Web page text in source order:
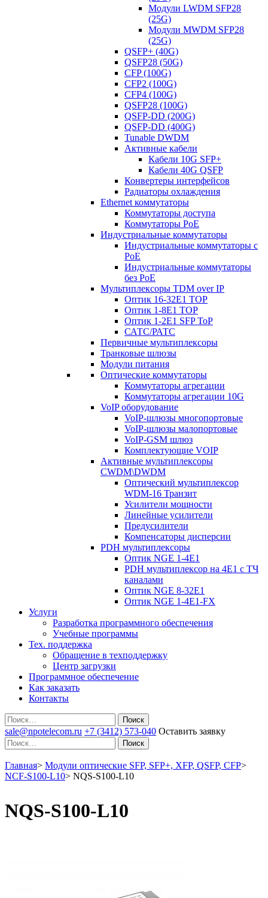
Модули LWDM SFP28
(25G)
Модули MWDM SFP28
(25G)
QSFP+ (40G)
QSFP28 (50G)
CFP (100G)
CFP2 (100G)
CFP4 (100G)
QSFP28 (100G)
QSFP-DD (200G)
QSFP-DD (400G)
Tunable DWDM
Активные кабели
Кабели 10G SFP+
Кабели 40G QSFP
Конвертеры интерфейсов
Радиаторы охлаждения
Ethernet коммутаторы
Коммутаторы доступа
Коммутаторы PoE
Индустриальные коммутаторы
Индустриальные коммутаторы с
PoE
Индустриальные коммутаторы
без PoE
Мультиплексоры TDM over IP
Оптик 16-32E1 TOP
Оптик 1-8E1 TOP
Оптик 1-2E1 SFP ToP
САТС/РАТС
Первичные мультиплексоры
Транковые шлюзы
Модули питания
Оптические коммутаторы
Коммутаторы агрегации
Коммутаторы агрегации 10G
VoIP оборудование
VoIP-шлюзы многопортовые
VoIP-шлюзы малопортовые
VoIP-GSM шлюз
Комплектующие VOIP
Активные мультиплексоры
CWDM\DWDM
Оптический мультиплексор
WDM-16 Транзит
Усилители мощности
Линейные усилители
Предусилители
Компенсаторы дисперсии
PDH мультиплексоры
Оптик NGE 1-4E1
PDH мультиплексор на 4Е1 с ТЧ
каналами
Оптик NGE 8-32E1
Оптик NGE 1-4E1-FX
Услуги
Разработка программного обеспечения
Учебные программы
Тех. поддержка
Обращение в техподдержку
Центр загрузки
Программное обеспечение
Как заказать
Контакты
Поиск
sale@npotelecom.ru +7 (3412) 573-040 Оставить заявку
Поиск
Главная> Модули оптические SFP, SFP+, XFP, QSFP, CFP>
NCF-S100-L10> NQS-S100-L10
NQS-S100-L10